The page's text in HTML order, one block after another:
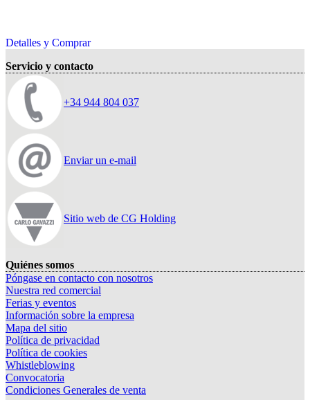
Detalles y Comprar
Servicio y contacto
+34 944 804 037
Enviar un e-mail
Sitio web de CG Holding
Quiénes somos
Póngase en contacto con nosotros
Nuestra red comercial
Ferias y eventos
Información sobre la empresa
Mapa del sitio
Política de privacidad
Política de cookies
Whistleblowing
Convocatoria
Condiciones Generales de venta